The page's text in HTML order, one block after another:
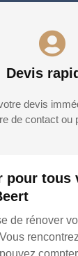
pour tous
de rénover
Vous
Devis
devis
de contact ou